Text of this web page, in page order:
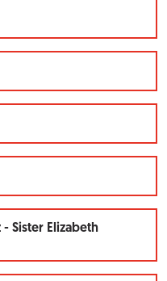
Sister Elizabeth